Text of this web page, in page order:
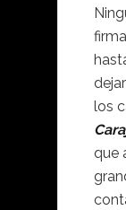
los
que